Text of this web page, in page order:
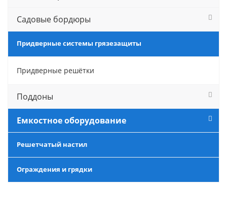
Садовые бордюры
Придверные системы грязезащиты
Придверные решётки
Поддоны
Емкостное оборудование
Решетчатый настил
Ограждения и грядки